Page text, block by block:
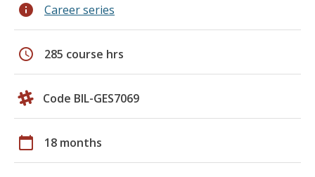
info Career series
schedule 285 course hrs
Code BIL-GES7069
calendar_today 18 months